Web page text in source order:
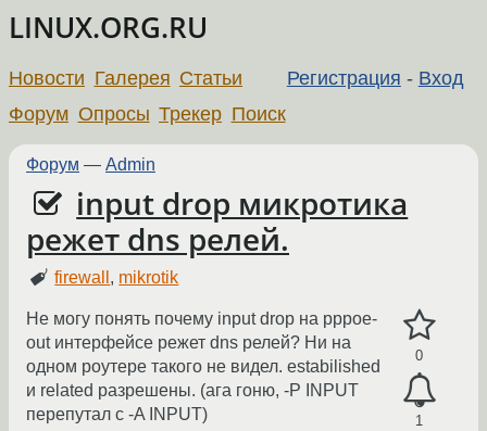
LINUX.ORG.RU
Регистрация - Вход
Новости Галерея Статьи
Форум Опросы Трекер Поиск
Форум — Admin
input drop микротика
режет dns релей.
firewall , mikrotik
0
1
Не могу понять почему input drop на pppoe-
out интерфейсе режет dns релей? Ни на
одном роутере такого не видел. estabilished
и related разрешены. (ага гоню, -P INPUT
перепутал с -A INPUT)